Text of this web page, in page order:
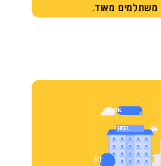
משתלמים מאוד.
HO
TEL
#1
BOOK